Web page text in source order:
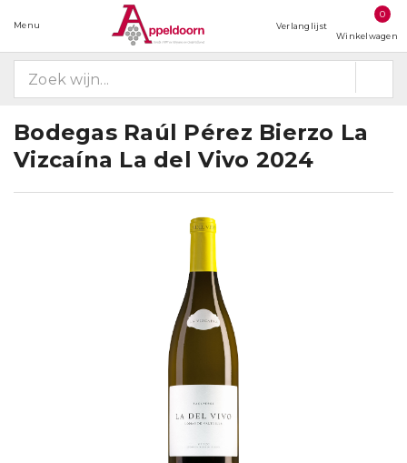
Menu Verlanglijst
0
Winkelwagen
Bodegas Raúl Pérez Bierzo La
Vizcaína La del Vivo 2024